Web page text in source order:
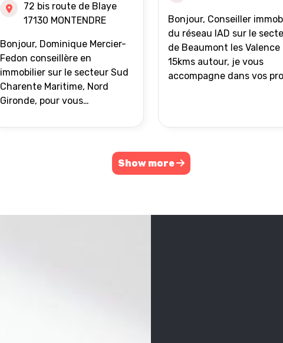
72 bis route de Blaye
17130 MONTENDRE
Bonjour, Dominique Mercier-
Fedon conseillère en
immobilier sur le secteur Sud
Charente Maritime, Nord
Gironde, pour vous
projets immobiliers.
Bonjour, Conseiller immobilier
du réseau IAD sur le
de Beaumont les Valence
15kms autour, je vous
accompagne dans vos
Show more